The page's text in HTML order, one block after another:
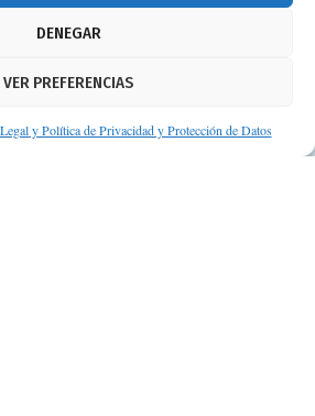
DENEGAR
VER PREFERENCIAS
y Política de Privacidad y Protección de Datos